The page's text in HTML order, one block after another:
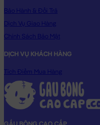
cung cấp số di động là
Hoa Gấu Bông Cinnamoroll
quà tặng vô cùng Dễ
hình ảnh này là hình THẬT do
Bảo Hành & Đổi Trả
Dịch Vụ Giao Hàng
Chính Sách Bảo Mật
DỊCH VỤ KHÁCH HÀNG
Tích Điểm Mua Hàng